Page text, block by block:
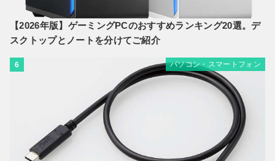
【2026年版】ゲーミングPCのおすすめランキング20選。デ
スクトップとノートを分けてご紹介
6 パソコン・スマートフォン